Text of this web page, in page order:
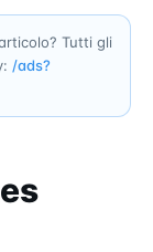
Tutti gli
/ads?